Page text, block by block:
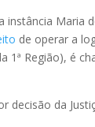
instância Maria
de operar a
1ª Região), é
decisão da